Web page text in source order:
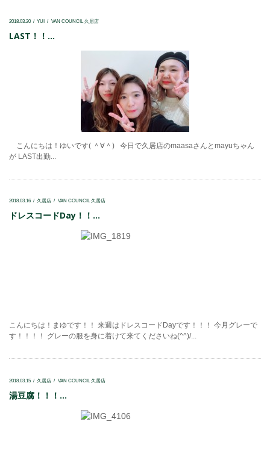
2018.03.20 YUI VAN COUNCIL 久居店
LAST！！...
こんにちは！ゆいです( ＾∀＾) 今日で久居店のmaasaさんとmayuちゃん
が LAST出勤...
2018.03.16 久居店 VAN COUNCIL 久居店
ドレスコードDay！！...
こんにちは！まゆです！！ 来週はドレスコードDayです！！！ 今月グレーで
す！！！！ グレーの服を身に着けて来てくださいね(^^)/...
2018.03.15 久居店 VAN COUNCIL 久居店
湯豆腐！！！...